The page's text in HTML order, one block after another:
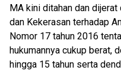
MA kini ditahan dan
dan Kekerasan terhadap
Nomor 17 tahun 2016
hukumannya cukup berat,
hingga 15 tahun serta